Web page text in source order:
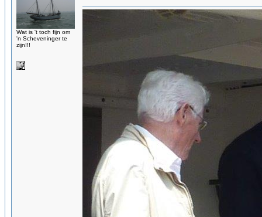
Wat is 't toch fijn om
'n Scheveninger te
zijn!!!